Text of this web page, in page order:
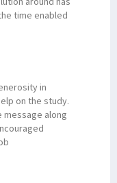
time enabled
in
on the study.
message along